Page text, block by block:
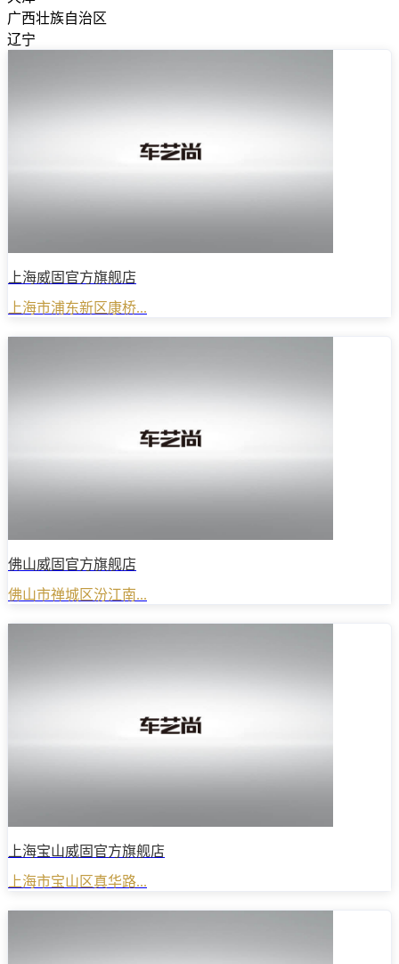
广西壮族自治区
辽宁
上海威固官方旗舰店
上海市浦东新区康桥...
佛山威固官方旗舰店
佛山市禅城区汾江南...
上海宝山威固官方旗舰店
上海市宝山区真华路...